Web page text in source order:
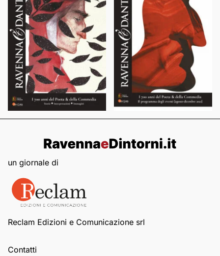
un giornale di
Reclam Edizioni e Comunicazione srl
Contatti